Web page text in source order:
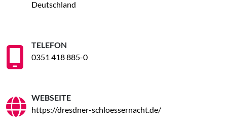
Deutschland
TELEFON
0351 418 885-0
WEBSEITE
https://dresdner-schloessernacht.de/